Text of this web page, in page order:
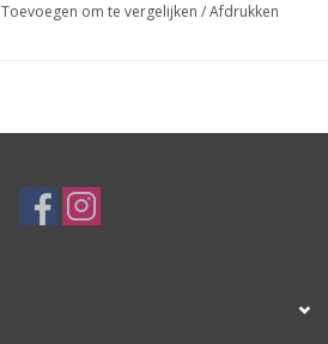
Toevoegen om te vergelijken /Afdrukken